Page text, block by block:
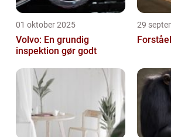
01 oktober 2025
Volvo: En grundig
inspektion gør godt
29